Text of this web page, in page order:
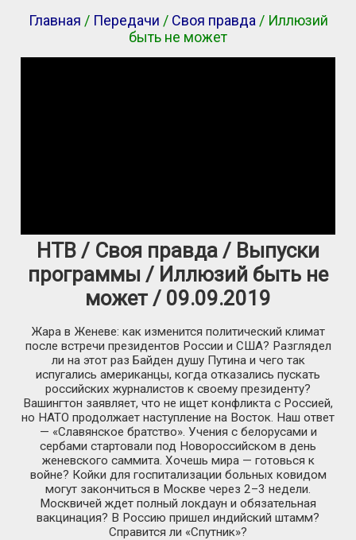
Главная / Передачи / Своя правда / Иллюзий
быть не может
НТВ / Своя правда / Выпуски
программы / Иллюзий быть не
может / 09.09.2019
Жара в Женеве: как изменится политический климат
после встречи президентов России и США? Разглядел
ли на этот раз Байден душу Путина и чего так
испугались американцы, когда отказались пускать
российских журналистов к своему президенту?
Вашингтон заявляет, что не ищет конфликта с Россией,
но НАТО продолжает наступление на Восток. Наш ответ
— «Славянское братство». Учения с белорусами и
сербами стартовали под Новороссийском в день
женевского саммита. Хочешь мира — готовься к
войне? Койки для госпитализации больных ковидом
могут закончиться в Москве через 2–3 недели.
Москвичей ждет полный локдаун и обязательная
вакцинация? В Россию пришел индийский штамм?
Справится ли «Спутник»?